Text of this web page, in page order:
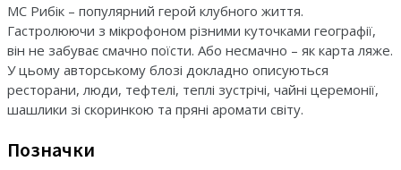
МС Рибік – популярний герой клубного життя.
Гастролюючи з мікрофоном різними куточками географії,
він не забуває смачно поїсти. Або несмачно – як карта ляже.
У цьому авторському блозі докладно описуються
ресторани, люди, тефтелі, теплі зустрічі, чайні церемонії,
шашлики зі скоринкою та пряні аромати світу.
Позначки